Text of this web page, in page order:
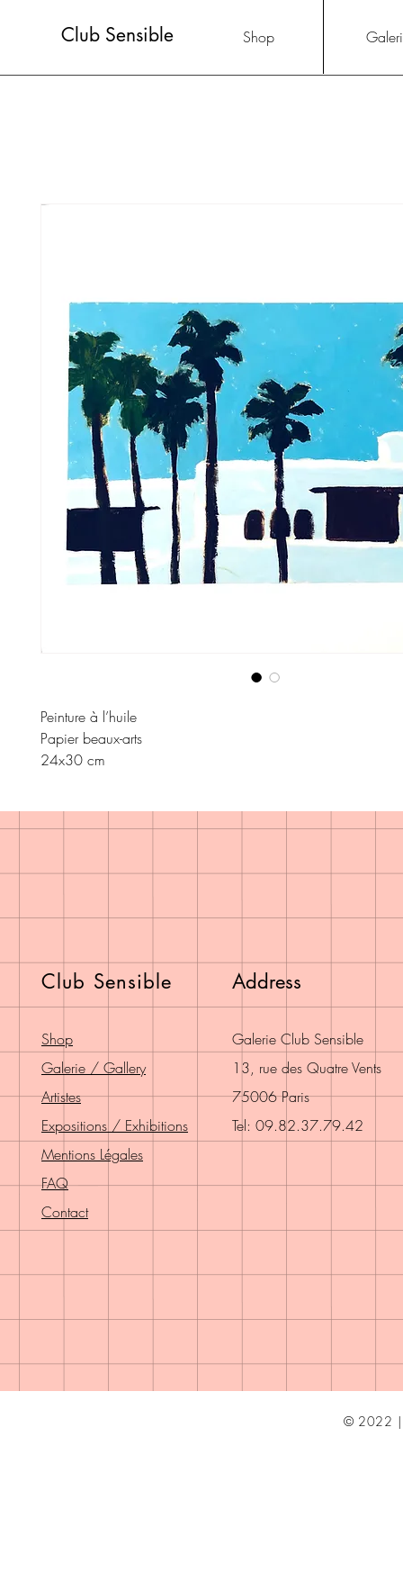
Club Sensible Shop
Peinture à l’huile
Papier beaux-arts
24x30 cm
Club Sensible
Shop
Galerie / Gallery
Artistes
Expositions / Exhibitions
Mentions Légales
FAQ
Contact
Address
Galerie Club Sensible
13, rue des Quatre Vents
75006 Paris
Tel: 09.82.37.79.42
© 2022 |